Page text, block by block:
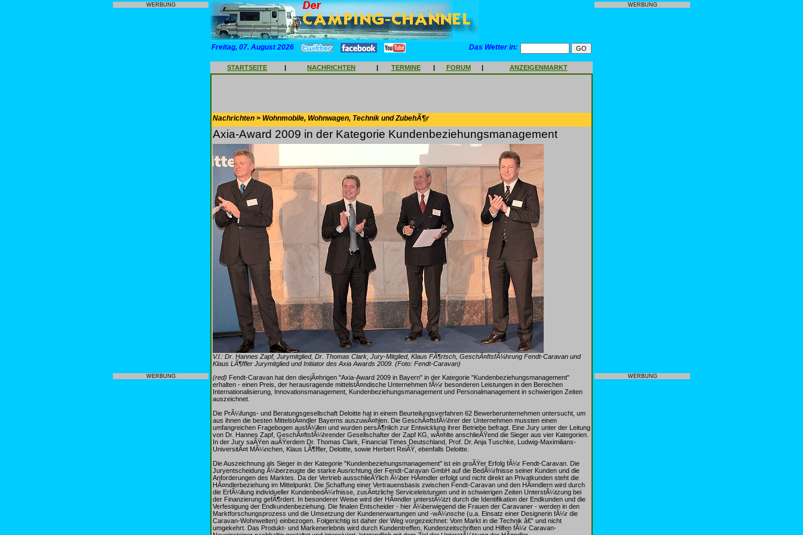
WERBUNG
WERBUNG
Freitag, 07. August 2026 Das Wetter in:
STARTSEITE | NACHRICHTEN | TERMINE | FORUM | ANZEIGENMARKT
Nachrichten > Wohnmobile, Wohnwagen, Technik und ZubehÃ¶r
Axia-Award 2009 in der Kategorie Kundenbeziehungsmanagement
V.l.: Dr. Hannes Zapf, Jurymitglied, Dr. Thomas Clark, Jury-Mitglied, Klaus FÃ¶rtsch, GeschÃ¤ftsfÃ¼hrung Fendt-Caravan und
Klaus LÃ¶ffler Jurymitglied und Initiator des Axia Awards 2009. (Foto: Fendt-Caravan)
(red) Fendt-Caravan hat den diesjÃ¤hrigen "Axia-Award 2009 in Bayern" in der Kategorie "Kundenbeziehungsmanagement"
erhalten - einen Preis, der herausragende mittelstÃ¤ndische Unternehmen fÃ¼r besonderen Leistungen in den Bereichen
Internationalisierung, Innovationsmanagement, Kundenbeziehungsmanagement und Personalmanagement in schwierigen Zeiten
auszeichnet.
Die PrÃ¼fungs- und Beratungsgesellschaft Deloitte hat in einem Beurteilungsverfahren 62 Bewerberunternehmen untersucht, um
aus ihnen die besten MittelstÃ¤ndler Bayerns auszuwÃ¤hlen. Die GeschÃ¤ftsfÃ¼hrer der Unternehmen mussten einen
umfangreichen Fragebogen ausfÃ¼llen und wurden persÃ¶nlich zur Entwicklung ihrer Betriebe befragt. Eine Jury unter der Leitung
von Dr. Hannes Zapf, GeschÃ¤ftsfÃ¼hrender Gesellschafter der Zapf KG, wÃ¤hlte anschlieÃŸend die Sieger aus vier Kategorien.
In der Jury saÃŸen auÃŸerdem Dr. Thomas Clark, Financial Times Deutschland, Prof. Dr. Anja Tuschke, Ludwig-Maximilians-
UniversitÃ¤t MÃ¼nchen, Klaus LÃ¶ffler, Deloitte, sowie Herbert ReiÃŸ, ebenfalls Deloitte.
Die Auszeichnung als Sieger in der Kategorie "Kundenbeziehungsmanagement" ist ein groÃŸer Erfolg fÃ¼r Fendt-Caravan. Die
Juryentscheidung Ã¼berzeugte die starke Ausrichtung der Fendt-Caravan GmbH auf die BedÃ¼rfnisse seiner Kunden und die
Anforderungen des Marktes. Da der Vertrieb ausschlieÃŸlich Ã¼ber HÃ¤ndler erfolgt und nicht direkt an Privatkunden steht die
HÃ¤ndlerbeziehung im Mittelpunkt. Die Schaffung einer Vertrauensbasis zwischen Fendt-Caravan und den HÃ¤ndlern wird durch
die ErfÃ¼llung individueller KundenbedÃ¼rfnisse, zusÃ¤tzliche Serviceleistungen und in schwierigen Zeiten UnterstÃ¼tzung bei
der Finanzierung gefÃ¶rdert. In besonderer Weise wird der HÃ¤ndler unterstÃ¼tzt durch die Identifikation der Endkunden und die
Verfestigung der Endkundenbeziehung. Die finalen Entscheider - hier Ã¼berwiegend die Frauen der Caravaner - werden in den
Marktforschungsprozess und die Umsetzung der Kundenerwartungen und ‑wÃ¼nsche (u.a. Einsatz einer Designerin fÃ¼r die
Caravan-Wohnwelten) einbezogen. Folgerichtig ist daher der Weg vorgezeichnet: Vom Markt in die Technik â€“ und nicht
umgekehrt. Das Produkt- und Markenerlebnis wird durch Kundentreffen, Kundenzeitschriften und Hilfen fÃ¼r Caravan-
WERBUNG
WERBUNG